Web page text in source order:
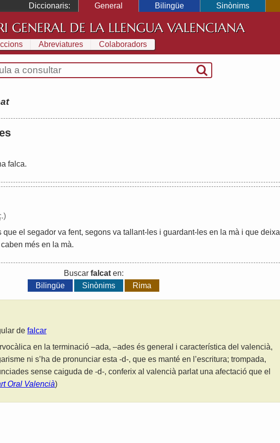
Diccionaris: General Bilingüe Sinònims
GENERAL DE LA LLENGUA VALENCIANA
Abreviatures Colaboradors
falca.
que el segador va fent, segons va tallant- les i guardant- les en la mà i que deixa
caben més en la mà.
Buscar falcaten:
Bilingüe
Sinònims Rima
de falcar
en la terminació –ada, –ades és general i característica del valencià,
ni s’ha de pronunciar esta -d-, que es manté en l’escritura; trompada,
sense caiguda de -d-, conferix al valencià parlat una afectació que el
Oral Valencià)